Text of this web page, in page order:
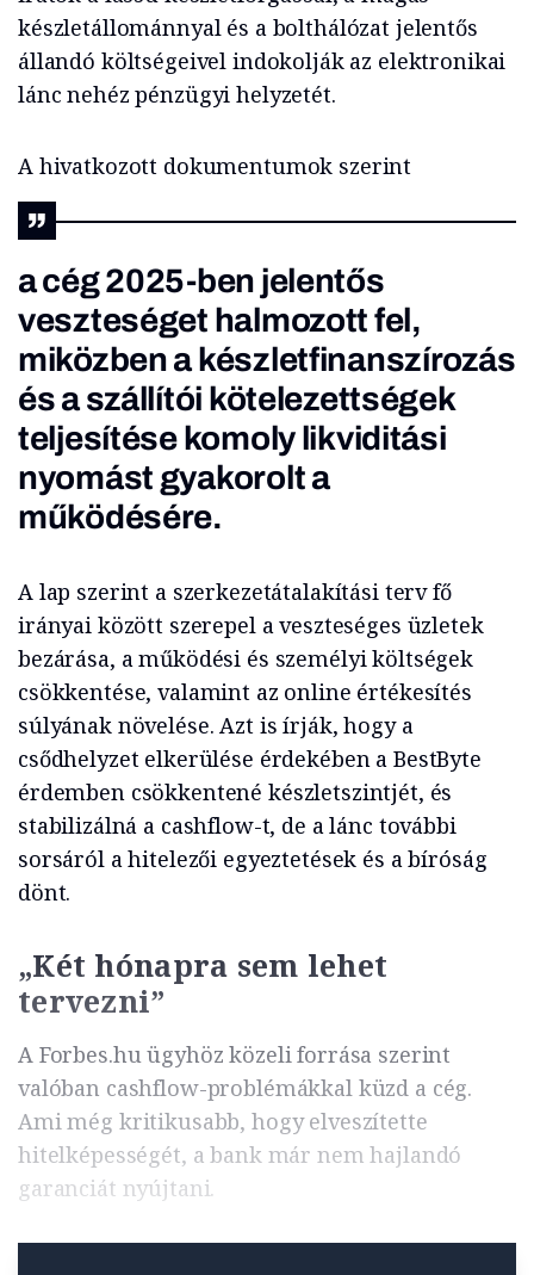
készletállománnyal és a bolthálózat jelentős
állandó költségeivel indokolják az elektronikai
lánc nehéz pénzügyi helyzetét.
A hivatkozott dokumentumok szerint
a cég 2025-ben jelentős
veszteséget halmozott fel,
miközben a készletfinanszírozás
és a szállítói kötelezettségek
teljesítése komoly likviditási
nyomást gyakorolt a
működésére.
A lap szerint a szerkezetátalakítási terv fő
irányai között szerepel a veszteséges üzletek
bezárása, a működési és személyi költségek
csökkentése, valamint az online értékesítés
súlyának növelése. Azt is írják, hogy a
csődhelyzet elkerülése érdekében a BestByte
érdemben csökkentené készletszintjét, és
stabilizálná a cashflow-t, de a lánc további
sorsáról a hitelezői egyeztetések és a bíróság
dönt.
„Két hónapra sem lehet
tervezni”
A Forbes.hu ügyhöz közeli forrása szerint
valóban cashflow-problémákkal küzd a cég.
Ami még kritikusabb, hogy elveszítette
hitelképességét, a bank már nem hajlandó
garanciát nyújtani.